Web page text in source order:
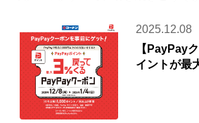
2025.12.08
【PayPay
イントが最